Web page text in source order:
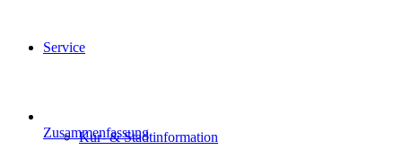
Service
Kur- & Stadtinformation
Zusammenfassung